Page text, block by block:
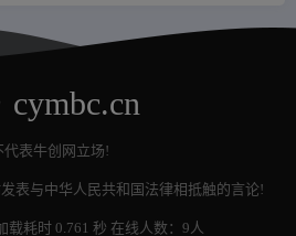
表牛创网立场!
表与中华人民共和国法律相抵触的言论!
耗时 0.761 秒 在线人数：9人